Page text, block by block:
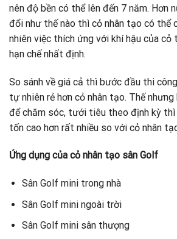
nên độ bền có thể lên đến 7 năm. Hơn
đổi như thế nào thì cỏ nhân tạo có thể
nhiên việc thích ứng với khí hậu của cỏ
hạn chế nhất định.
So sánh về giá cả thì bước đầu thi
tự nhiên rẻ hơn cỏ nhân tạo. Thế
để chăm sóc, tưới tiêu theo định kỳ
tốn cao hơn rất nhiều so với cỏ nhân
Ứng dụng của cỏ nhân tạo sân Golf
Sân Golf mini trong nhà
Sân Golf mini ngoài trời
Sân Golf mini sân thượng